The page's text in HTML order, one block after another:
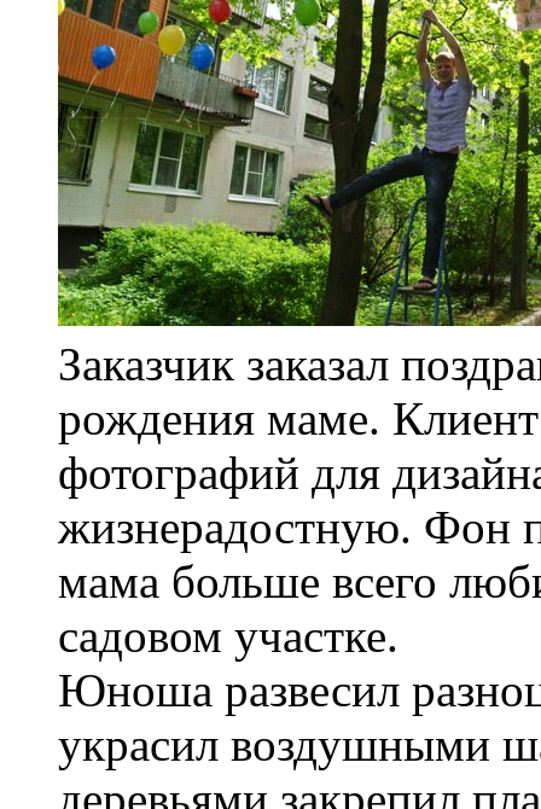
Заказчик заказал
рождения маме. Клиент
фотографий для
жизнерадостную. Фон
мама больше всего
садовом участке.
Юноша развесил
украсил воздушными
деревьями закрепил